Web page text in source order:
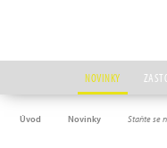
NOVINKY
Úvod Novinky Staňte se